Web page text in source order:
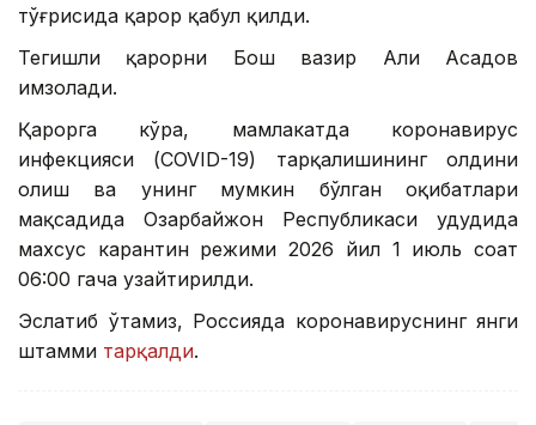
тўғрисида қарор қабул қилди.
Тегишли қарорни Бош вазир Али Асадов
имзолади.
Қарорга кўра, мамлакатда коронавирус
инфекцияси (COVID-19) тарқалишининг олдини
олиш ва унинг мумкин бўлган оқибатлари
мақсадида Озарбайжон Республикаси ҳудудида
махсус карантин режими 2026 йил 1 июль соат
06:00 гача узайтирилди.
Эслатиб ўтамиз, Россияда коронавируснинг янги
штамми тарқалди.